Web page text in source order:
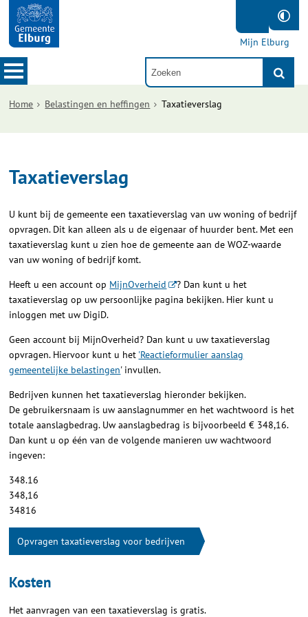
Mijn Elburg
Home Belastingen en heffingen Taxatieverslag
Taxatieverslag
U kunt bij de gemeente een taxatieverslag van uw woning of bedrijf
opvragen. Dit kan alleen als u de eigenaar of huurder bent. Met een
taxatieverslag kunt u zien hoe de gemeente aan de WOZ-waarde
van uw woning of bedrijf komt.
Heeft u een account op MijnOverheid
? Dan kunt u het
taxatieverslag op uw persoonlijke pagina bekijken. Hier kunt u
inloggen met uw DigiD.
Geen account bij MijnOverheid? Dan kunt u uw taxatieverslag
opvragen. Hiervoor kunt u het 'Reactieformulier aanslag
gemeentelijke belastingen' invullen.
Bedrijven kunnen het taxatieverslag hieronder bekijken.
De gebruikersnaam is uw aanslagnummer en het wachtwoord is het
totale aanslagbedrag. Uw aanslagbedrag is bijvoorbeeld € 348,16.
Dan kunt u op één van de volgende manieren uw wachtwoord
ingeven:
348.16
348,16
34816
Opvragen taxatieverslag voor bedrijven
Kosten
Het aanvragen van een taxatieverslag is gratis.